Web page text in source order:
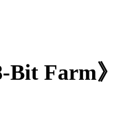
Bit Farm》